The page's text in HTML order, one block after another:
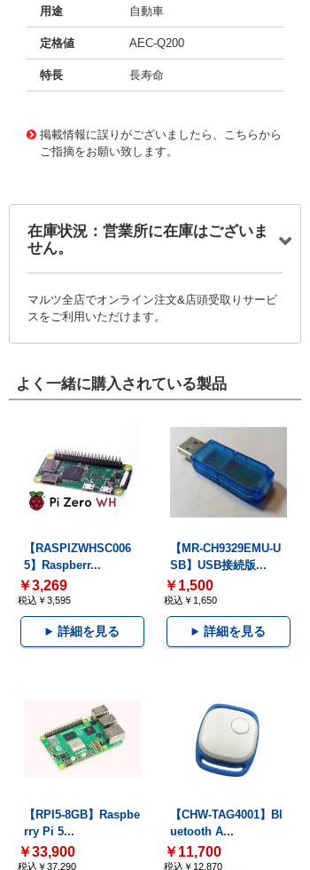
用途 自動車
定格値 AEC-Q200
特長 長寿命
掲載情報に誤りがございましたら、こちらから
ご指摘をお願い致します。
在庫状況：営業所に在庫はございま
せん。
マルツ全店でオンライン注文&店頭受取りサービ
スをご利用いただけます。
よく一緒に購入されている製品
【RASPIZWHSC006
5】Raspberr...
￥3,269
税込￥3,595
詳細を見る
【MR-CH9329EMU-U
SB】USB接続版...
￥1,500
税込￥1,650
詳細を見る
【RPI5-8GB】Raspbe
rry Pi 5...
￥33,900
税込￥37,290
【CHW-TAG4001】Bl
uetooth A...
￥11,700
税込￥12,870